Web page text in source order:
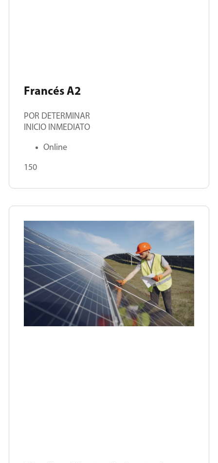
Francés A2
POR DETERMINAR
INICIO INMEDIATO
Online
150